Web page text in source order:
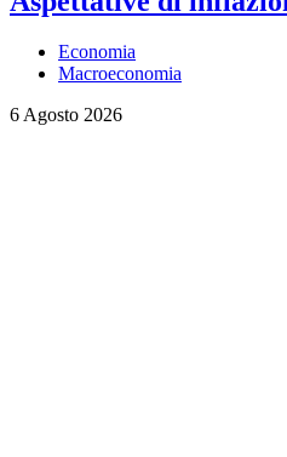
Economia
Macroeconomia
6 Agosto 2026